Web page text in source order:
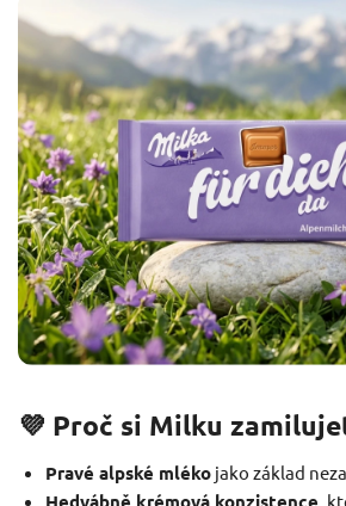
💜 Proč si Milku
Pravé alpské mlékojako základ
Hedvábně krémová konzistence ,